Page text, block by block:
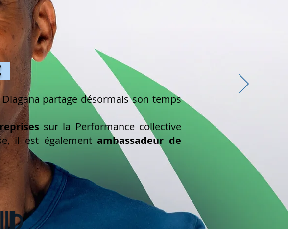
partage désormais son temps
sur la Performance collective
il est égalementambassadeur de